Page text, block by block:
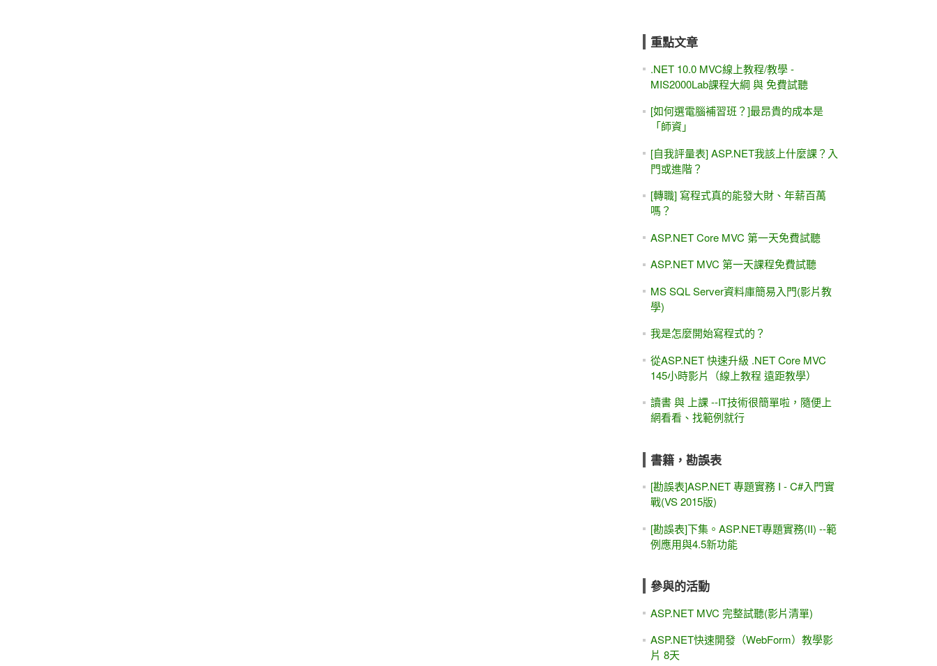
重點文章
.NET 10.0 MVC線上教程/教學 -
MIS2000Lab課程大綱 與 免費試聽
[如何選電腦補習班？]最昂貴的成本是
「師資」
[自我評量表] ASP.NET我該上什麼課？入
門或進階？
[轉職] 寫程式真的能發大財、年薪百萬
嗎？
ASP.NET Core MVC 第一天免費試聽
ASP.NET MVC 第一天課程免費試聽
MS SQL Server資料庫簡易入門(影片教
學)
我是怎麼開始寫程式的？
從ASP.NET 快速升級 .NET Core MVC
145小時影片（線上教程 遠距教學）
讀書 與 上課 --IT技術很簡單啦，隨便上
網看看、找範例就行
書籍，勘誤表
[勘誤表]ASP.NET 專題實務 I - C#入門實
戰(VS 2015版)
[勘誤表]下集。ASP.NET專題實務(II) --範
例應用與4.5新功能
參與的活動
ASP.NET MVC 完整試聽(影片清單)
ASP.NET快速開發（WebForm）教學影
片 8天